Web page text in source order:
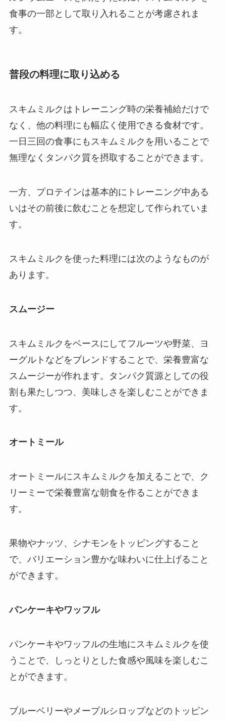
食事の一部として取り入れることが考慮されま
す。
普段の料理に取り込める
スキムミルクはトレーニング時の栄養補給だけで
なく、他の料理にも幅広く使用できる食材です。
一日三回の食事にもスキムミルクを用いることで
無理なくタンパク質を摂取することができます。
一方、プロテインは基本的にトレーニング中ある
いはその前後に飲むことを想定して作られていま
す。
スキムミルクを使った料理には次のようなものが
あります。
スムージー
スキムミルクをベースにしてフルーツや野菜、ヨ
ーグルトなどをブレンドすることで、栄養豊富な
スムージーが作れます。タンパク質源としての役
割も果たしつつ、美味しさを楽しむことができま
す。
オートミール
オートミールにスキムミルクを加えることで、ク
リーミーで栄養豊富な朝食を作ることができま
す。
果物やナッツ、シナモンをトッピングすること
で、バリエーション豊かな味わいに仕上げること
ができます。
パンケーキやワッフル
パンケーキやワッフルの生地にスキムミルクを使
うことで、しっとりとした食感や風味を楽しむこ
とができます。
ブルーベリーやメープルシロップなどのトッピン